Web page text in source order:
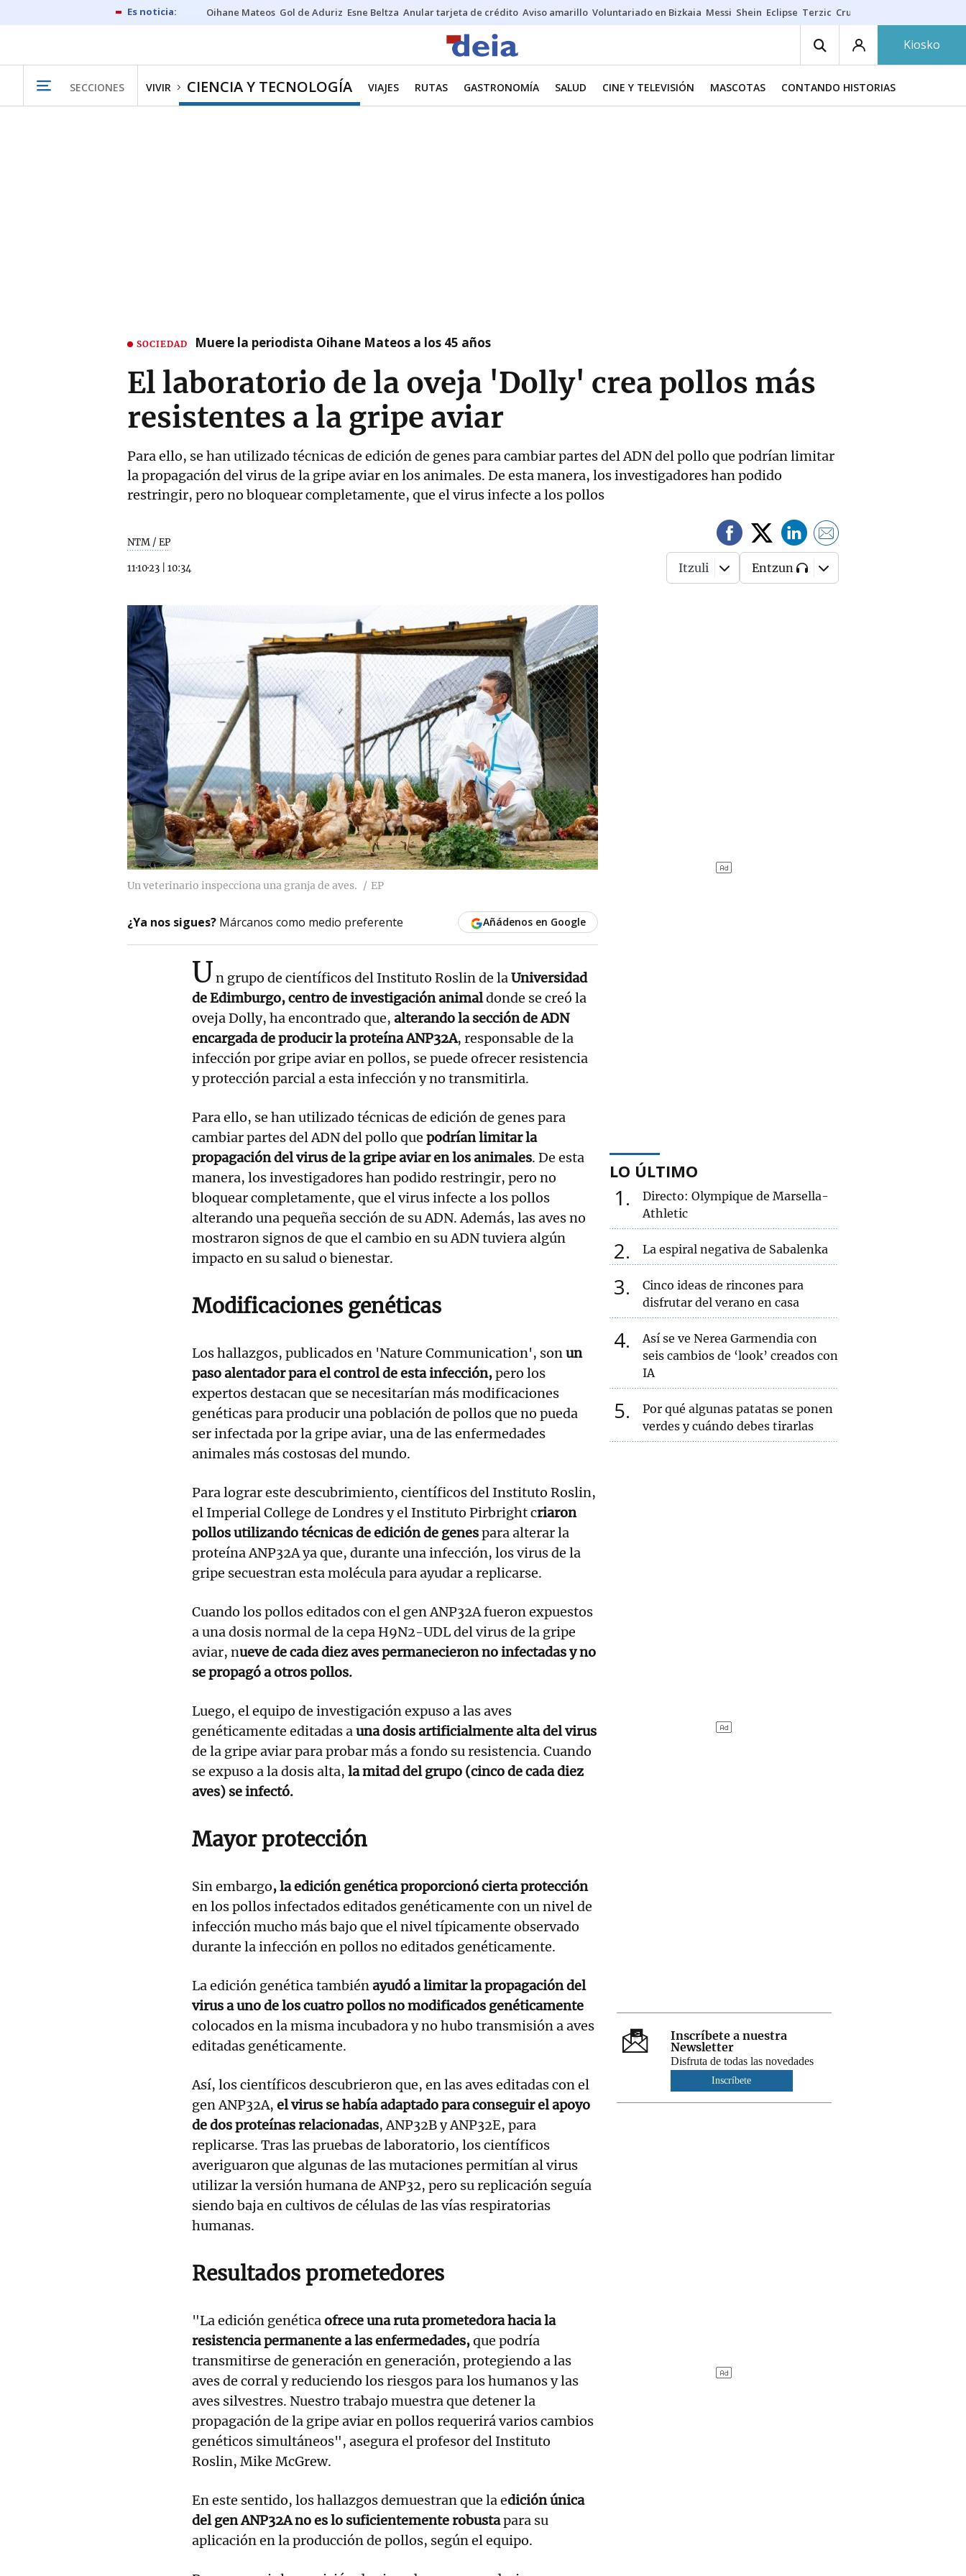
Oihane Mateos Gol de Aduriz Esne Beltza Anular tarjeta de crédito Aviso amarillo Voluntariado en Bizkaia Messi Shein Eclipse Terzic Cruz Gorbeia
Kiosko
SECCIONES VIVIR CIENCIA Y TECNOLOGÍA VIAJES RUTAS GASTRONOMÍA SALUD CINE Y TELEVISIÓN MASCOTAS CONTANDO HISTORIAS
SOCIEDAD Muere la periodista Oihane Mateos a los 45 años
El laboratorio de la oveja 'Dolly' crea pollos más
resistentes a la gripe aviar
Para ello, se han utilizado técnicas de edición de genes para cambiar partes del ADN del pollo que podrían limitar
la propagación del virus de la gripe aviar en los animales. De esta manera, los investigadores han podido
restringir, pero no bloquear completamente, que el virus infecte a los pollos
NTM / EP
11·10·23 10:34 Itzuli Entzun
Un veterinario inspecciona una granja de aves. EP
¿Ya nos sigues? Márcanos como medio preferente Añádenos en Google
Un grupo de científicos del Instituto Roslin de laUniversidad
de Edimburgo, centro de investigación animaldonde se creó la
oveja Dolly, ha encontrado que, alterando la sección de ADN
encargada de producir la proteína ANP32A, responsable de la
infección por gripe aviar en pollos, se puede ofrecer resistencia
y protección parcial a esta infección y no transmitirla.
Para ello, se han utilizado técnicas de edición de genes para
cambiar partes del ADN del pollo que podrían limitar la
propagación del virus de la gripe aviar en los animales. De esta
manera, los investigadores han podido restringir, pero no
bloquear completamente, que el virus infecte a los pollos
alterando una pequeña sección de su ADN. Además, las aves no
mostraron signos de que el cambio en su ADN tuviera algún
impacto en su salud o bienestar.
Modificaciones genéticas
Los hallazgos, publicados en 'Nature Communication', sonun
paso alentador para el control de esta infección,pero los
expertos destacan que se necesitarían más modificaciones
genéticas para producir una población de pollos que no pueda
ser infectada por la gripe aviar, una de las enfermedades
animales más costosas del mundo.
Para lograr este descubrimiento, científicos del Instituto Roslin,
el Imperial College de Londres y el Instituto Pirbright criaron
pollos utilizando técnicas de edición de genespara alterar la
proteína ANP32A ya que, durante una infección, los virus de la
gripe secuestran esta molécula para ayudar a replicarse.
Cuando los pollos editados con el gen ANP32A fueron expuestos
a una dosis normal de la cepa H9N2-UDL del virus de la gripe
aviar, nueve de cada diez aves permanecieron no infectadas y no
se propagó a otros pollos.
Luego, el equipo de investigación expuso a las aves
genéticamente editadas auna dosis artificialmente alta del virus
de la gripe aviar para probar más a fondo su resistencia. Cuando
se expuso a la dosis alta, la mitad del grupo (cinco de cada diez
aves) se infectó.
Mayor protección
Sin embargo, la edición genética proporcionó cierta protección
en los pollos infectados editados genéticamente con un nivel de
infección mucho más bajo que el nivel típicamente observado
durante la infección en pollos no editados genéticamente.
La edición genética tambiénayudó a limitar la propagación del
virus a uno de los cuatro pollos no modificados genéticamente
colocados en la misma incubadora y no hubo transmisión a aves
editadas genéticamente.
Así, los científicos descubrieron que, en las aves editadas con el
gen ANP32A, el virus se había adaptado para conseguir el apoyo
de dos proteínas relacionadas, ANP32B y ANP32E, para
replicarse. Tras las pruebas de laboratorio, los científicos
averiguaron que algunas de las mutaciones permitían al virus
utilizar la versión humana de ANP32, pero su replicación seguía
siendo baja en cultivos de células de las vías respiratorias
humanas.
Resultados prometedores
"La edición genéticaofrece una ruta prometedora hacia la
resistencia permanente a las enfermedades,que podría
transmitirse de generación en generación, protegiendo a las
aves de corral y reduciendo los riesgos para los humanos y las
aves silvestres. Nuestro trabajo muestra que detener la
propagación de la gripe aviar en pollos requerirá varios cambios
genéticos simultáneos", asegura el profesor del Instituto
Roslin, Mike McGrew.
En este sentido, los hallazgos demuestran que la edición única
del gen ANP32A no es lo suficientemente robustapara su
aplicación en la producción de pollos, según el equipo.
LO ÚLTIMO
1
Directo: Olympique de Marsella-
Athletic
2 La espiral negativa de Sabalenka
3
Cinco ideas de rincones para
disfrutar del verano en casa
4
Así se ve Nerea Garmendia con
seis cambios de ‘look’ creados con
IA
5
Por qué algunas patatas se ponen
verdes y cuándo debes tirarlas
Inscríbete a nuestra
Newsletter
Disfruta de todas las novedades
Inscríbete